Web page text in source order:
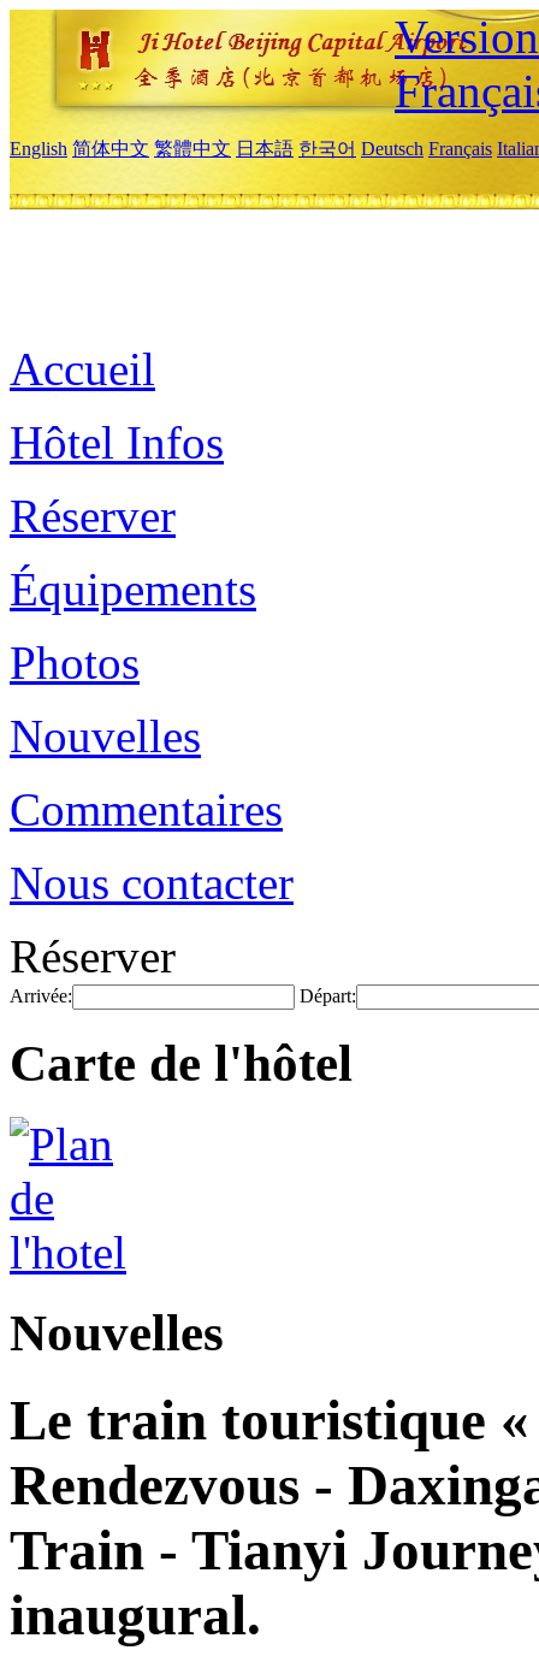
English 简体中文 繁體中文 日本語 한국어 Deutsch Français
Accueil
Hôtel Infos
Réserver
Équipements
Photos
Nouvelles
Commentaires
Nous contacter
Réserver
Arrivée: Départ:
Carte de l'hôtel
Nouvelles
Le train touristique
Rendezvous -
Train - Tianyi
inaugural.